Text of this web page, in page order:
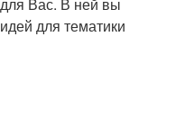
Вас. В ней вы
для тематики